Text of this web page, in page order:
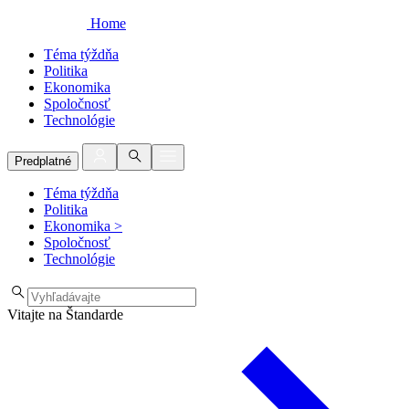
Home
Téma týždňa
Politika
Ekonomika
Spoločnosť
Technológie
Predplatné
Téma týždňa
Politika
Ekonomika >
Spoločnosť
Technológie
Vitajte na Štandarde